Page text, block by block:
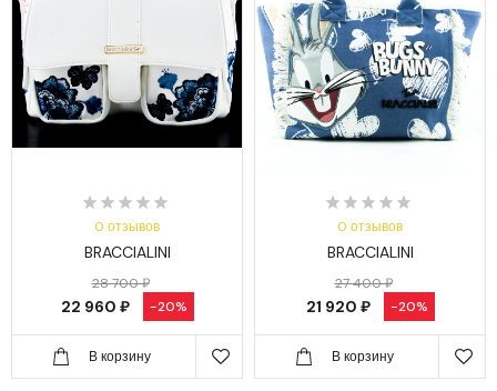
0 отзывов
BRACCIALINI
28 700 ₽
22 960 ₽ -20%
В корзину
0 отзывов
BRACCIALINI
27 400 ₽
21 920 ₽ -20%
В корзину